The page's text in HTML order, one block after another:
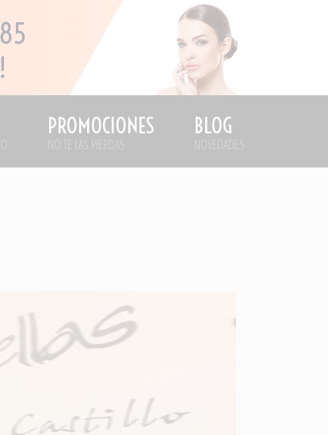
PROMOCIONES
NO TE LAS PIERDAS
BLOG
NOVEDADES